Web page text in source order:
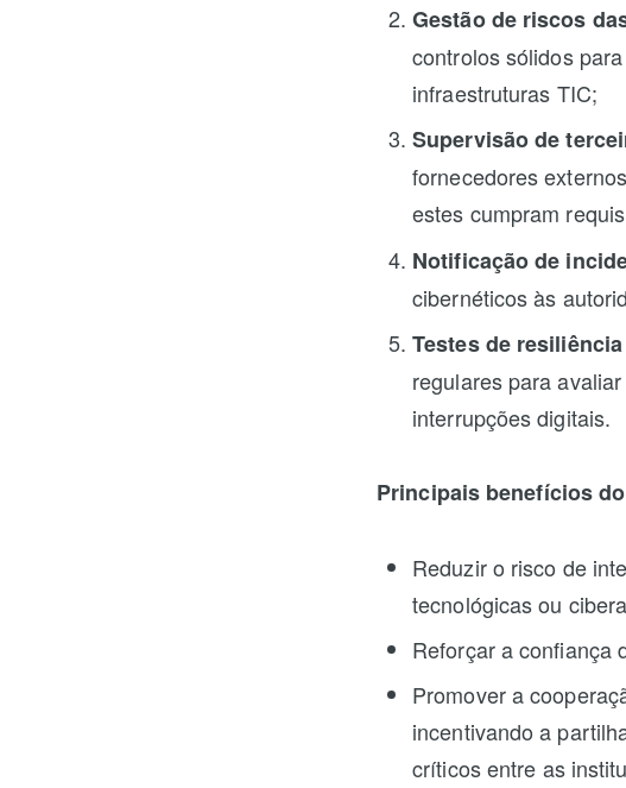
Gestão de riscos
controlos sólidos
infraestruturas TIC;
Supervisão de
fornecedores
estes cumpram
Notificação de
cibernéticos às
Testes de
regulares para
interrupções digitais.
Principais benefícios
Reduzir o risco de
tecnológicas ou
Reforçar a confiança
Promover a
incentivando a
críticos entre as